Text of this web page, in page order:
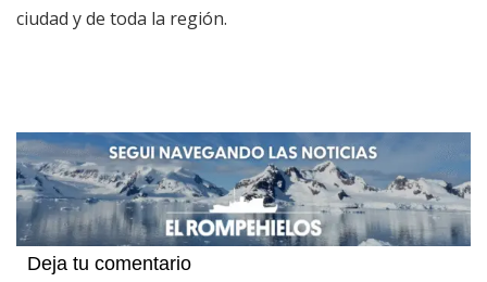
ciudad y de toda la región.
Deja tu comentario